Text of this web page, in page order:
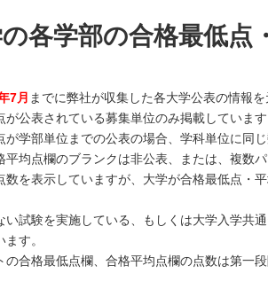
各学部の合格最低点
7月 までに弊社が収集した各大学公表の情報を
が公表されている募集単位のみ掲載しています
が学部単位までの公表の場合、学科単位に同
平均点欄のブランクは非公表、または、複数
数を表示していますが、大学が合格最低点・
い試験を実施している、もしくは大学入学共
す。
の合格最低点欄、合格平均点欄の点数は第一